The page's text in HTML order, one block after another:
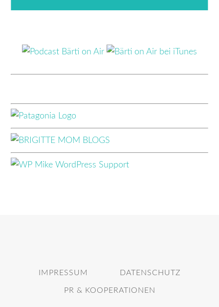
IMPRESSUM DATENSCHUTZ
PR & KOOPERATIONEN